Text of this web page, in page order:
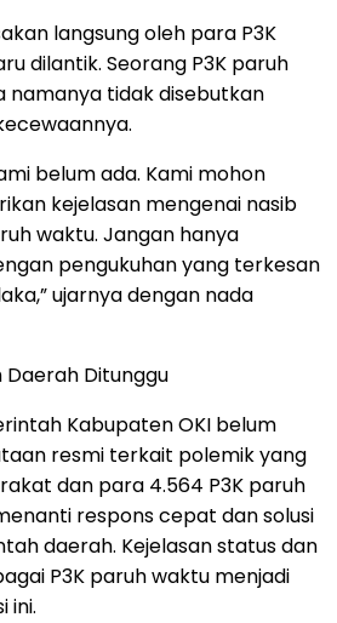
langsung oleh para P3K
dilantik. Seorang P3K paruh
namanya tidak disebutkan
belum ada. Kami mohon
kejelasan mengenai nasib
waktu. Jangan hanya
pengukuhan yang terkesan
ujarnya dengan nada
Daerah Ditunggu
Kabupaten OKI belum
resmi terkait polemik yang
dan para 4.564 P3K paruh
respons cepat dan solusi
daerah. Kejelasan status dan
P3K paruh waktu menjadi
ini.